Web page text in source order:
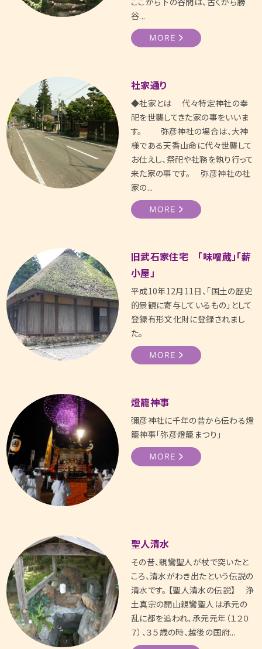
谷...
社家通り
◆社家とは 代々特定神社の奉
祀を世襲してきた家の事をいいま
す。 弥彦神社の場合は、大神
様である天香山命に代々世襲して
お仕えし、祭祀や社務を執り行って
来た家の事です。 弥彦神社の社
家の...
旧武石家住宅 「味噌蔵」「薪
小屋」
平成10年12月11日、「国土の歴史
的景観に寄与しているもの」として
登録有形文化財に登録されまし
た。
燈籠神事
彌彦神社に千年の昔から伝わる燈
籠神事「弥彦燈籠まつり」
聖人清水
その昔、親鸞聖人が杖で突いたと
ころ、清水がわき出たという伝説の
清水です。 【聖人清水の伝説】 浄
土真宗の開山親鸞聖人は承元の
乱に都を追われ、承元元年（１２０
７）、３５歳の時、越後の国府...